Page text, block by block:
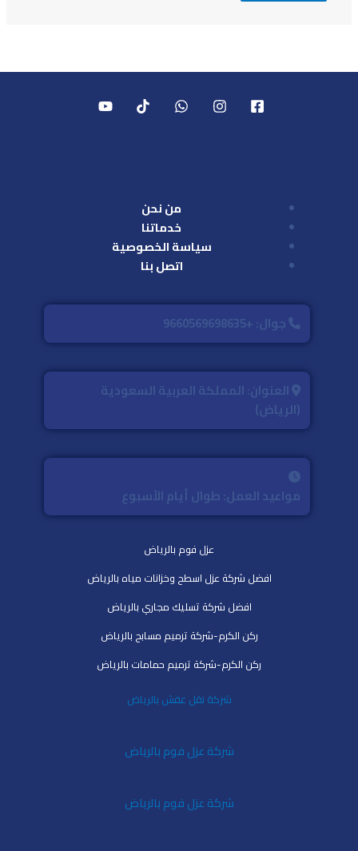
من نحن
خدماتنا
سياسة الخصوصية
اتصل بنا
جوال: +9660569698635
العنوان: المملكة العربية السعودية
(الرياض)
مواعيد العمل: طوال أيام الأسبوع
عزل فوم بالرياض
افضل شركة عزل اسطح وخزانات مياه بالرياض
افضل شركة تسليك مجاري بالرياض
ركن الكرم-شركة ترميم مسابح بالرياض
ركن الكرم-شركة ترميم حمامات بالرياض
شركة نقل عفش بالرياض
شركة عزل فوم بالرياض
شركة عزل فوم بالرياض